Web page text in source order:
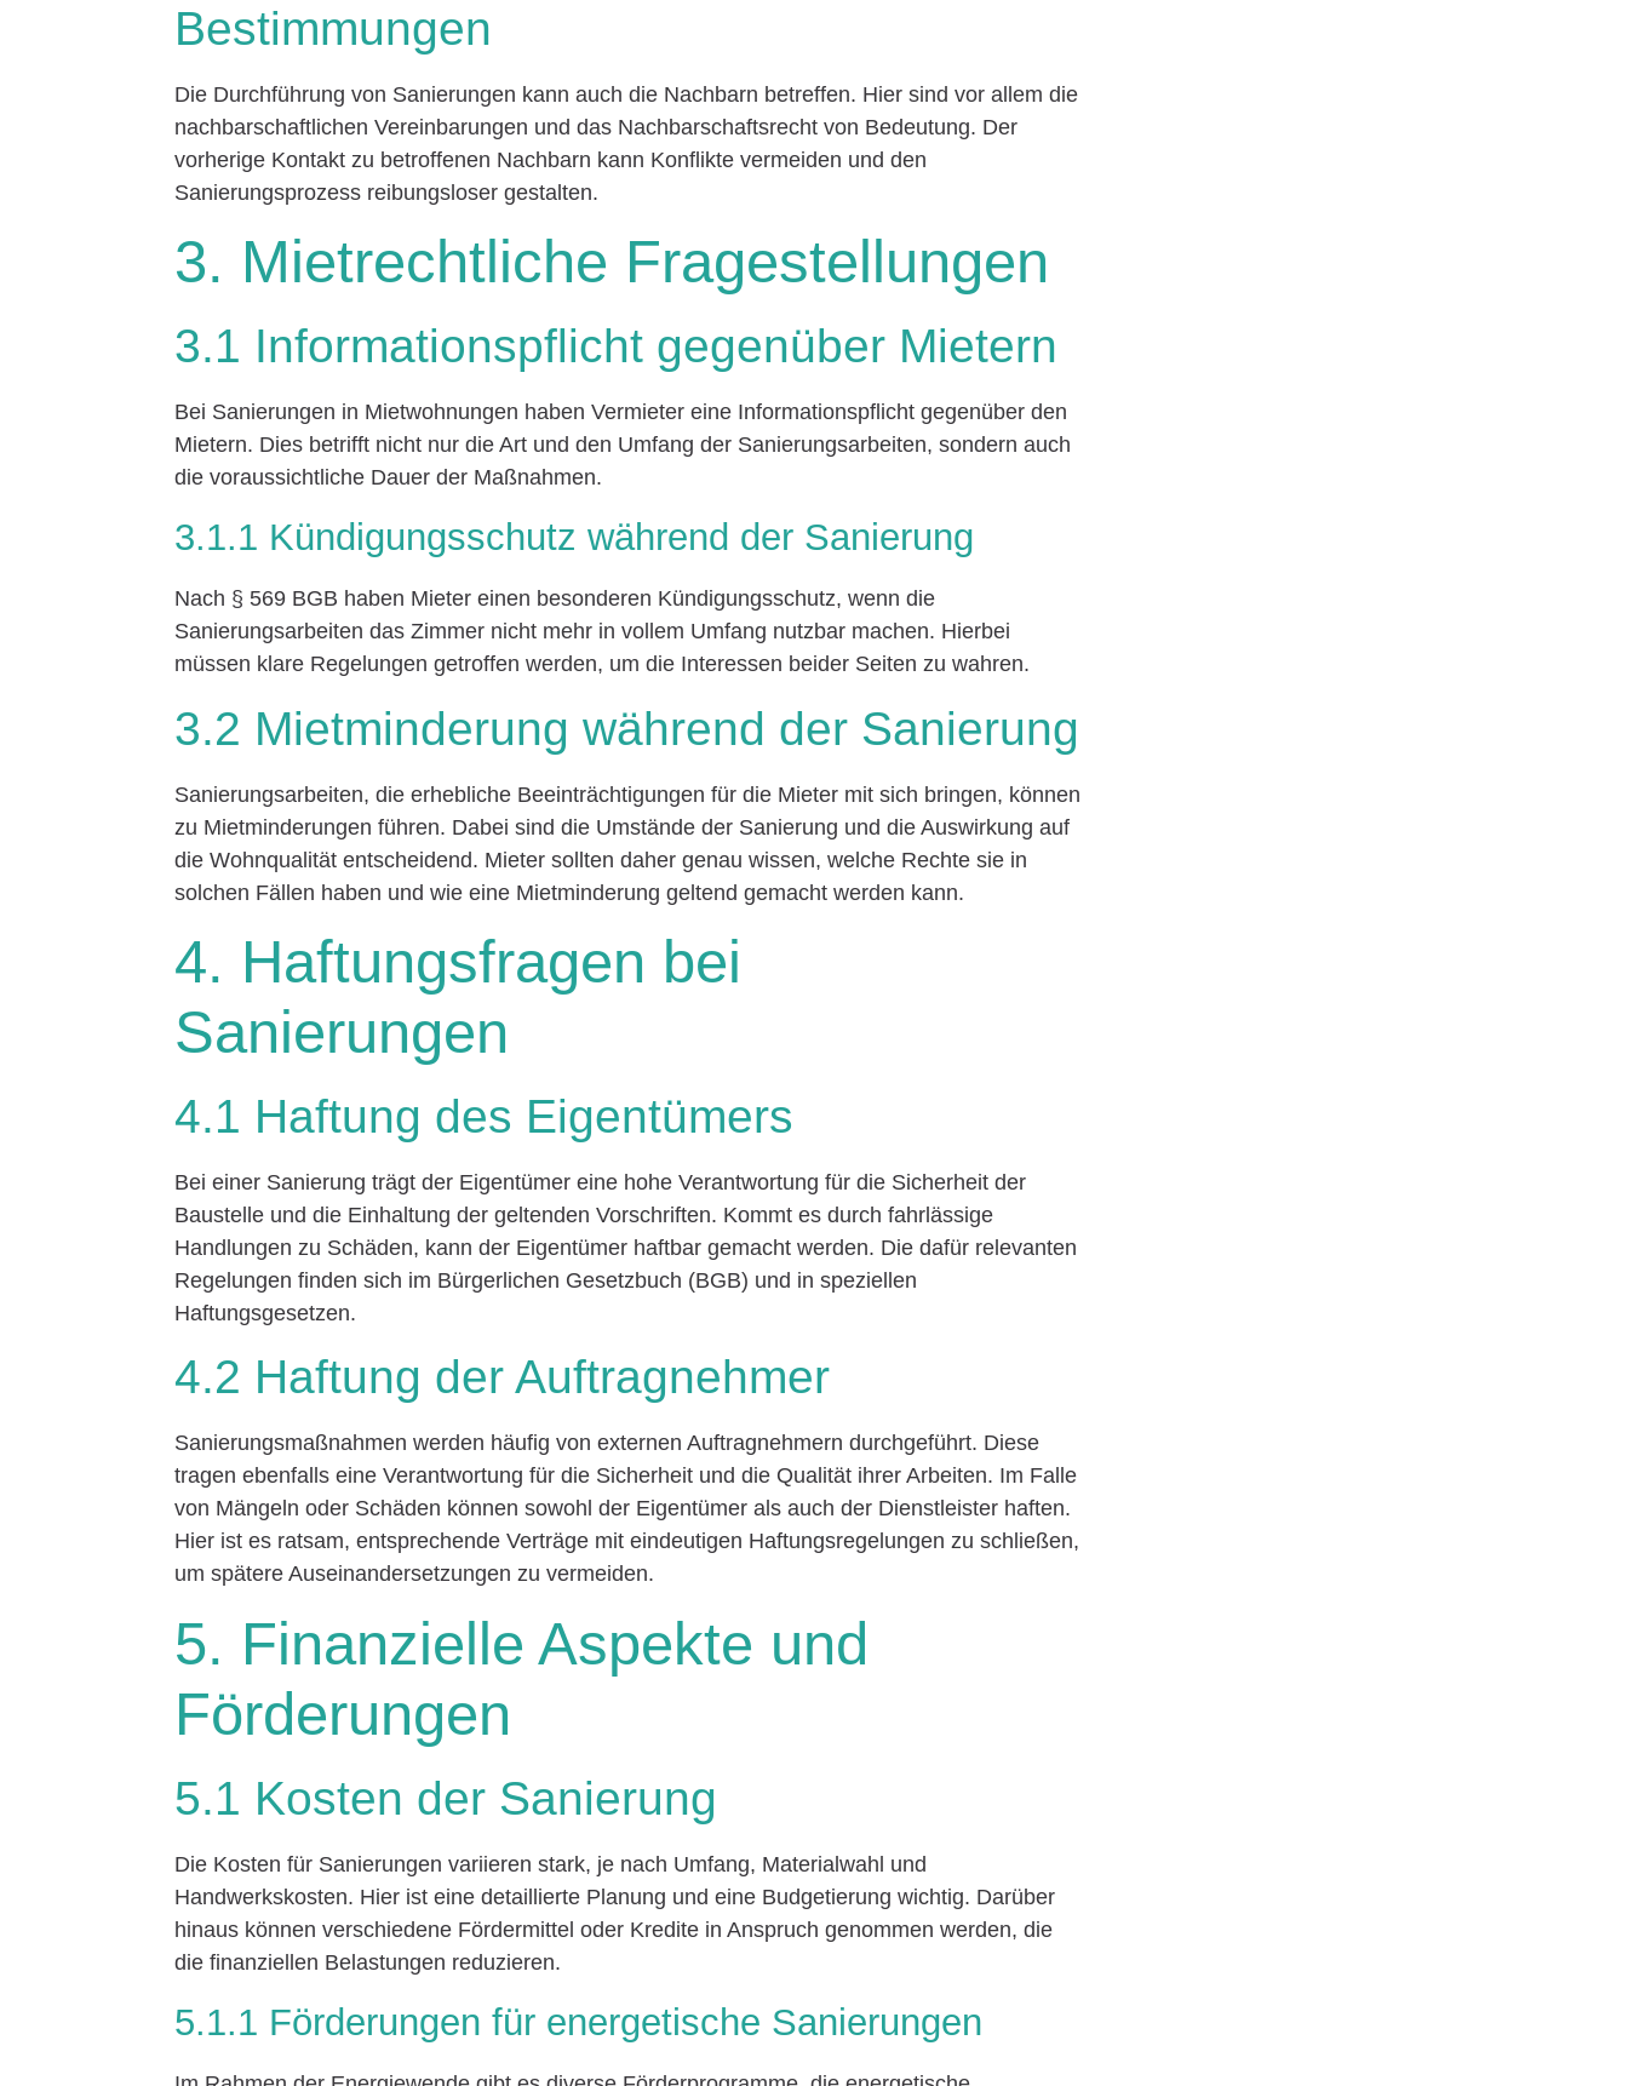
Bestimmungen
Die Durchführung von Sanierungen kann auch die Nachbarn betreffen. Hier sind vor allem die
nachbarschaftlichen Vereinbarungen und das Nachbarschaftsrecht von Bedeutung. Der
vorherige Kontakt zu betroffenen Nachbarn kann Konflikte vermeiden und den
Sanierungsprozess reibungsloser gestalten.
3. Mietrechtliche Fragestellungen
3.1 Informationspflicht gegenüber Mietern
Bei Sanierungen in Mietwohnungen haben Vermieter eine Informationspflicht gegenüber den
Mietern. Dies betrifft nicht nur die Art und den Umfang der Sanierungsarbeiten, sondern auch
die voraussichtliche Dauer der Maßnahmen.
3.1.1 Kündigungsschutz während der Sanierung
Nach § 569 BGB haben Mieter einen besonderen Kündigungsschutz, wenn die
Sanierungsarbeiten das Zimmer nicht mehr in vollem Umfang nutzbar machen. Hierbei
müssen klare Regelungen getroffen werden, um die Interessen beider Seiten zu wahren.
3.2 Mietminderung während der Sanierung
Sanierungsarbeiten, die erhebliche Beeinträchtigungen für die Mieter mit sich bringen, können
zu Mietminderungen führen. Dabei sind die Umstände der Sanierung und die Auswirkung auf
die Wohnqualität entscheidend. Mieter sollten daher genau wissen, welche Rechte sie in
solchen Fällen haben und wie eine Mietminderung geltend gemacht werden kann.
4. Haftungsfragen bei
Sanierungen
4.1 Haftung des Eigentümers
Bei einer Sanierung trägt der Eigentümer eine hohe Verantwortung für die Sicherheit der
Baustelle und die Einhaltung der geltenden Vorschriften. Kommt es durch fahrlässige
Handlungen zu Schäden, kann der Eigentümer haftbar gemacht werden. Die dafür relevanten
Regelungen finden sich im Bürgerlichen Gesetzbuch (BGB) und in speziellen
Haftungsgesetzen.
4.2 Haftung der Auftragnehmer
Sanierungsmaßnahmen werden häufig von externen Auftragnehmern durchgeführt. Diese
tragen ebenfalls eine Verantwortung für die Sicherheit und die Qualität ihrer Arbeiten. Im Falle
von Mängeln oder Schäden können sowohl der Eigentümer als auch der Dienstleister haften.
Hier ist es ratsam, entsprechende Verträge mit eindeutigen Haftungsregelungen zu schließen,
um spätere Auseinandersetzungen zu vermeiden.
5. Finanzielle Aspekte und
Förderungen
5.1 Kosten der Sanierung
Die Kosten für Sanierungen variieren stark, je nach Umfang, Materialwahl und
Handwerkskosten. Hier ist eine detaillierte Planung und eine Budgetierung wichtig. Darüber
hinaus können verschiedene Fördermittel oder Kredite in Anspruch genommen werden, die
die finanziellen Belastungen reduzieren.
5.1.1 Förderungen für energetische Sanierungen